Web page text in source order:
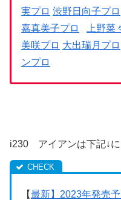
実プロ 渋野日向子プロ
嘉真美子プロ
上野菜
美咲プロ 大出瑞月プロ
ンプロ
i230 アイアンは下記↓に
【最新】2023年発売